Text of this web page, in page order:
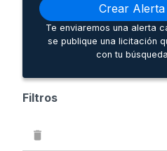
Crear Alerta
Te enviaremos una alerta
se publique una licitación
con tu búsqueda
Filtros